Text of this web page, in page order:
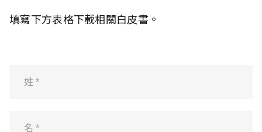
填寫下方表格下載相關白皮書。